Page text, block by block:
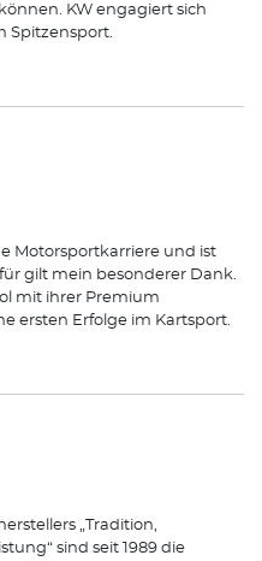
KW engagiert sich
Spitzensport.
Motorsportkarriere und ist
gilt mein besonderer Dank.
mit ihrer Premium
ersten Erfolge im Kartsport.
„Tradition,
sind seit 1989 die